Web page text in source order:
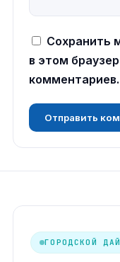
Сохранить
в этом
комментариев.
ГОРОДСКОЙ